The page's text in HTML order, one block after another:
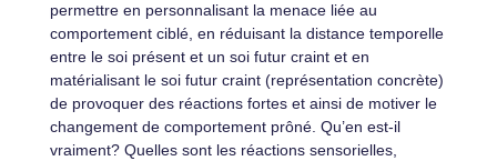
permettre en personnalisant la menace liée au
comportement ciblé, en réduisant la distance temporelle
entre le soi présent et un soi futur craint et en
matérialisant le soi futur craint (représentation concrète)
de provoquer des réactions fortes et ainsi de motiver le
changement de comportement prôné. Qu’en est-il
vraiment? Quelles sont les réactions sensorielles,